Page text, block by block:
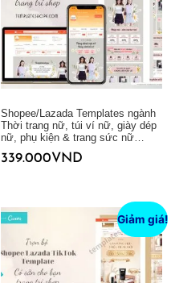
Shopee/Lazada Templates ngành
Thời trang nữ, túi ví nữ, giày dép
nữ, phụ kiện & trang sức nữ…
339.000VND
Giảm giá!